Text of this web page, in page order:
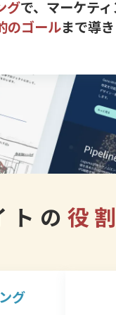
グで、マーケテ
のゴールまで導
トの 役
グ